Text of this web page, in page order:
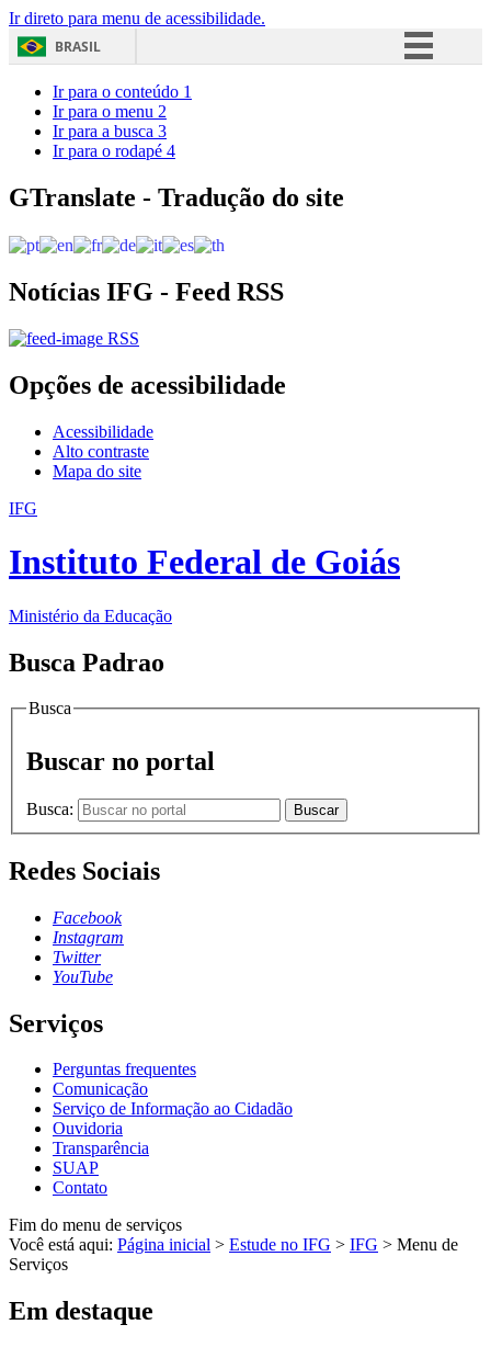
Ir direto para menu de acessibilidade.
BRASIL
Acesso à informação
Ir para o conteúdo 1
Ir para o menu 2
Ir para a busca 3
Ir para o rodapé 4
GTranslate - Tradução do site
Notícias IFG - Feed RSS
RSS
Opções de acessibilidade
Acessibilidade
Alto contraste
Mapa do site
IFG
Instituto Federal de Goiás
Ministério da Educação
Busca Padrao
Busca
Buscar no portal
Busca: Buscar
Redes Sociais
Facebook
Instagram
Twitter
YouTube
Serviços
Perguntas frequentes
Comunicação
Serviço de Informação ao Cidadão
Ouvidoria
Transparência
SUAP
Contato
Fim do menu de serviços
Você está aqui: Página inicial > Estude no IFG > IFG > Menu de
Serviços
Em destaque